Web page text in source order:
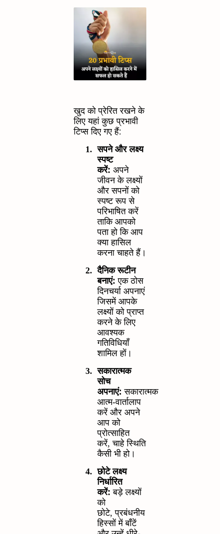
खुद को प्रेरित रखने के
लिए यहां कुछ प्रभावी
टिप्स दिए गए हैं:
1. सपने और लक्ष्य
स्पष्ट
करें: अपने
जीवन के लक्ष्यों
और सपनों को
स्पष्ट रूप से
परिभाषित करें
ताकि आपको
पता हो कि आप
क्या हासिल
करना चाहते हैं।
2. दैनिक रूटीन
बनाएं: एक ठोस
दिनचर्या अपनाएं
जिसमें आपके
लक्ष्यों को प्राप्त
करने के लिए
आवश्यक
गतिविधियाँ
शामिल हों।
3. सकारात्मक
सोच
अपनाएं: सकारात्मक
आत्म-वार्तालाप
करें और अपने
आप को
प्रोत्साहित
करें,चाहे स्थिति
कैसी भी हो।
4. छोटे लक्ष्य
निर्धारित
करें: बड़े लक्ष्यों
को
छोटे,प्रबंधनीय
हिस्सों में बाँटें